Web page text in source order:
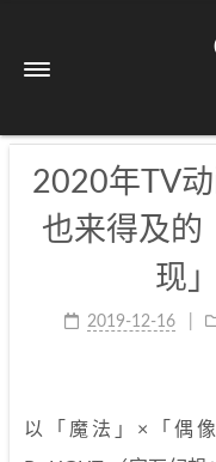
2020年TV
也来得及的
现
2019-12-16
以「魔法」×「偶